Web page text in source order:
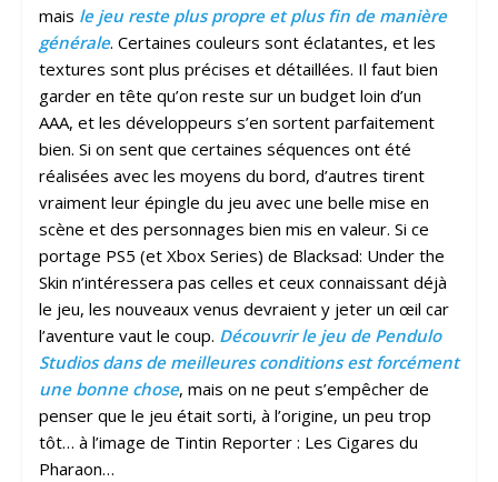
mais le jeu reste plus propre et plus fin de manière
générale. Certaines couleurs sont éclatantes, et les
textures sont plus précises et détaillées. Il faut bien
garder en tête qu’on reste sur un budget loin d’un
AAA, et les développeurs s’en sortent parfaitement
bien. Si on sent que certaines séquences ont été
réalisées avec les moyens du bord, d’autres tirent
vraiment leur épingle du jeu avec une belle mise en
scène et des personnages bien mis en valeur. Si ce
portage PS5 (et Xbox Series) de Blacksad: Under the
Skin n’intéressera pas celles et ceux connaissant déjà
le jeu, les nouveaux venus devraient y jeter un œil car
l’aventure vaut le coup. Découvrir le jeu de Pendulo
Studios dans de meilleures conditions est forcément
une bonne chose, mais on ne peut s’empêcher de
penser que le jeu était sorti, à l’origine, un peu trop
tôt… à l’image de Tintin Reporter : Les Cigares du
Pharaon…